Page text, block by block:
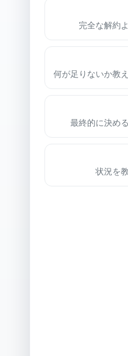
完全な解約
何が足りないか教
最終的に決め
状況を